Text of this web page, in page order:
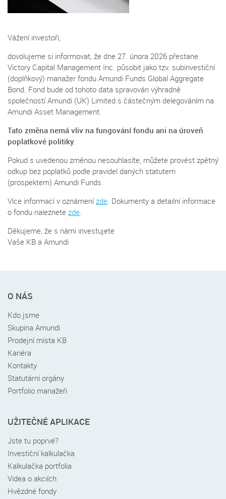
Vážení investoři,
dovolujeme si informovat, že dne 27. února 2026 přestane
Victory Capital Management Inc. působit jako tzv. subinvestiční
(doplňkový) manažer fondu Amundi Funds Global Aggregate
Bond. Fond bude od tohoto data spravován výhradně
společností Amundi (UK) Limited s částečným delegováním na
Amundi Asset Management.
Tato změna nemá vliv na fungování fondu ani na úroveň
poplatkové politiky.
Pokud s uvedenou změnou nesouhlasíte, můžete provést zpětný
odkup bez poplatků podle pravidel daných statutem
(prospektem) Amundi Funds.
Více informací v oznámenízde. Dokumenty a detailní informace
o fondu naleznete zde.
Děkujeme, že s námi investujete
Vaše KB a Amundi
menu
patičce
O NÁS
Kdo jsme
Skupina Amundi
Prodejní místa KB
Kariéra
Kontakty
Statutární orgány
Portfolio manažeři
UŽITEČNÉ APLIKACE
Jste tu poprvé?
Investiční kalkulačka
Kalkulačka portfolia
Videa o akciích
Hvězdné fondy